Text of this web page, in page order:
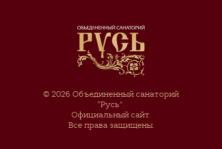
© 2026 Объединенный санаторий
“Русь”.
Официальный сайт.
Все права защищены.